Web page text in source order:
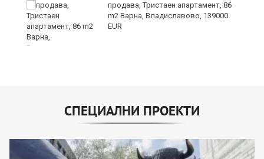
продава, Тристаен апартамент, 86
m2 Варна, Владиславово, 139000
EUR
СПЕЦИАЛНИ ПРОЕКТИ